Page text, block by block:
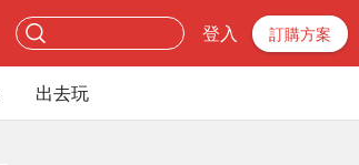
登入 訂購方案
出去玩